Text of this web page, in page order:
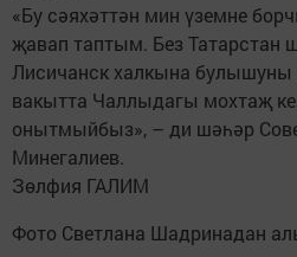
«Бу сәяхәттән мин үземне
җавап таптым. Без Татарстан
Лисичанск халкына булышуны
вакытта Чаллыдагы мохтаҗ
онытмыйбыз», – ди шәһәр
Минегалиев.
Зөлфия ГАЛИМ
Фото Светлана Шадринадан